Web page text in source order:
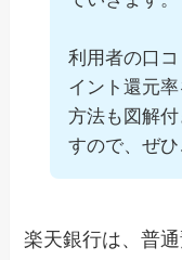
利用者の口
イント還元
方法も図解
すので、ぜひ
楽天銀行は、普